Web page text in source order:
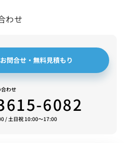
わせ
問合せ・無料見積もり
わせ
6082
/ 土日祝 10:00～17:00